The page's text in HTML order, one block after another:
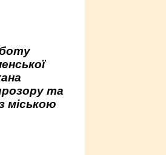
та
міською